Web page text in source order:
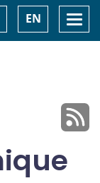
EN